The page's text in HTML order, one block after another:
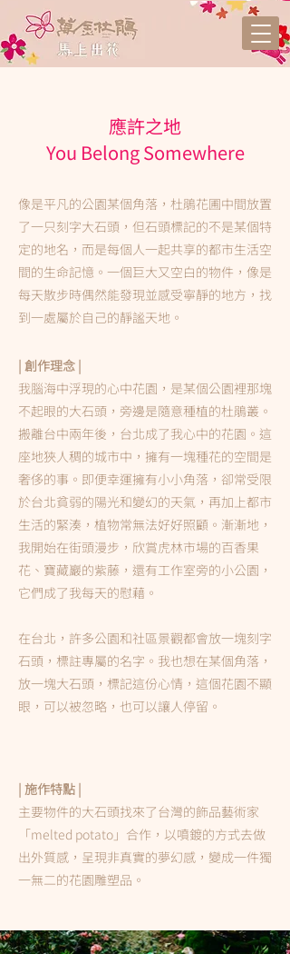
應許之地
You Belong Somewhere
像是平凡的公園某個角落，杜鵑花圃中間放置
了一只刻字大石頭，但石頭標記的不是某個特
定的地名，而是每個人一起共享的都市生活空
間的生命記憶。一個巨大又空白的物件，像是
每天散步時偶然能發現並感受寧靜的地方，找
到一處屬於自己的靜謐天地。
| 創作理念 |
我腦海中浮現的心中花園，是某個公園裡那塊
不起眼的大石頭，旁邊是隨意種植的杜鵑叢。
搬離台中兩年後，台北成了我心中的花園。這
座地狹人稠的城市中，擁有一塊種花的空間是
奢侈的事。即便幸運擁有小小角落，卻常受限
於台北貧弱的陽光和變幻的天氣，再加上都市
生活的緊湊，植物常無法好好照顧。漸漸地，
我開始在街頭漫步，欣賞虎林市場的百香果
花、寶藏巖的紫藤，還有工作室旁的小公園，
它們成了我每天的慰藉。
在台北，許多公園和社區景觀都會放一塊刻字
石頭，標註專屬的名字。我也想在某個角落，
放一塊大石頭，標記這份心情，這個花園不顯
眼，可以被忽略，也可以讓人停留。
| 施作特點 |
主要物件的大石頭找來了台灣的飾品藝術家
「melted potato」合作，以噴鍍的方式去做
出外質感，呈現非真實的夢幻感，變成一件獨
一無二的花園雕塑品。